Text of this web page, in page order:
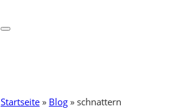
Startseite » Blog » schnattern